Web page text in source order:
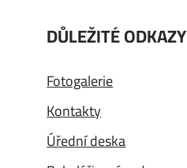
DŮLEŽITÉ ODKAZY
Fotogalerie
Kontakty
Úřední deska